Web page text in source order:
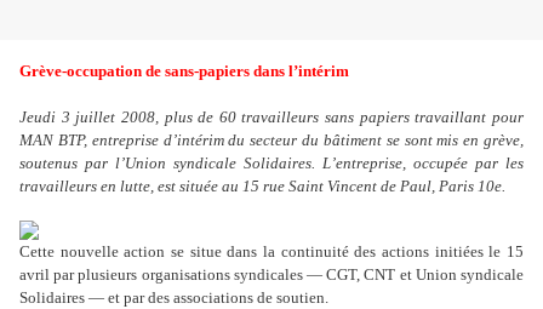
Grève-occupation de sans-papiers dans l’intérim
Jeudi 3 juillet 2008, plus de 60 travailleurs sans papiers travaillant pour
MAN BTP, entreprise d’intérim du secteur du bâtiment se sont mis en grève,
soutenus par l’Union syndicale Solidaires. L’entreprise, occupée par les
travailleurs en lutte, est située au 15 rue Saint Vincent de Paul, Paris 10e.
Cette nouvelle action se situe dans la continuité des actions initiées le 15
avril par plusieurs organisations syndicales — CGT, CNT et Union syndicale
Solidaires — et par des associations de soutien.